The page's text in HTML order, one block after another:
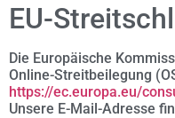
EU-
Die Europäische
Online-Streitbeilegung
https://ec.europa.eu/
Unsere E-Mail-Adresse